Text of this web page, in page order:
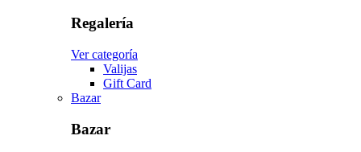
Regalería
Ver categoría
Valijas
Gift Card
Bazar
Bazar